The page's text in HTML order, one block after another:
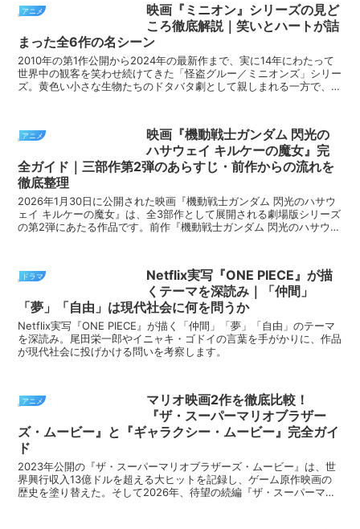
アニメ
映画『ミニオン』シリーズの見ど
ころ徹底解説｜笑いとハートが詰
まった全6作の名シーン
2010年の第1作公開から2024年の最新作まで、実に14年にわたって
世界中の観客を笑わせ続けてきた「怪盗グルー／ミニオンズ」シリー
ズ。黄色い小さな生物たちのドタバタ劇として親しまれる一方で、各
アニメ
映画『機動戦士ガンダム 閃光の
ハサウェイ キルケーの魔女』完
全ガイド｜三部作第2弾のあらすじ・前作からの流れを
徹底整理
2026年1月30日に公開された映画『機動戦士ガンダム 閃光のハサウ
ェイ キルケーの魔女』は、全3部作として展開される劇場版シリーズ
の第2弾にあたる作品です。前作『機動戦士ガンダム 閃光のハサウェ
ドラマ
Netflix実写『ONE PIECE』が描
くテーマを深読み｜「仲間」
「夢」「自由」は現代社会に何を問うか
Netflix実写『ONE PIECE』が描く「仲間」「夢」「自由」のテーマ
を深読み。尾田栄一郎やイニャキ・ゴドイの言葉を手がかりに、作品
が現代社会に投げかける問いを考察します。
アニメ
マリオ映画2作を徹底比較！
『ザ・スーパーマリオブラザー
ズ・ムービー』と『ギャラクシー・ムービー』完全ガイ
ド
2023年公開の『ザ・スーパーマリオブラザーズ・ムービー』は、世
界興行収入13億ドルを超える大ヒットを記録し、ゲーム原作映画の
歴史を塗り替えた。そして2026年、待望の続編『ザ・スーパーマリ